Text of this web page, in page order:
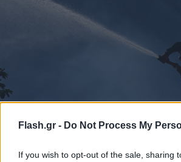
Flash.gr - Do Not Process My
If you wish to opt-out of the sale, sharing